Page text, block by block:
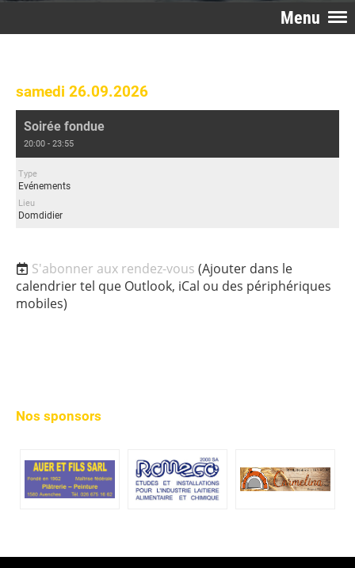
Menu
samedi 26.09.2026
Soirée fondue
20:00 - 23:55
Type
Evénements
Lieu
Domdidier
S'abonner aux rendez-vous (Ajouter dans le
calendrier tel que Outlook, iCal ou des périphériques
mobiles)
Nos sponsors